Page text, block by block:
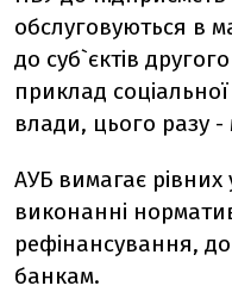
обслуговуються в
до суб`єктів
приклад соціальної
влади, цього разу -
АУБ вимагає рівних
виконанні
рефінансування,
банкам.